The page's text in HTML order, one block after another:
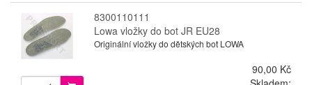
8300110111
Lowa vložky do bot JR EU28
Originální vložky do dětských bot LOWA
90,00 Kč